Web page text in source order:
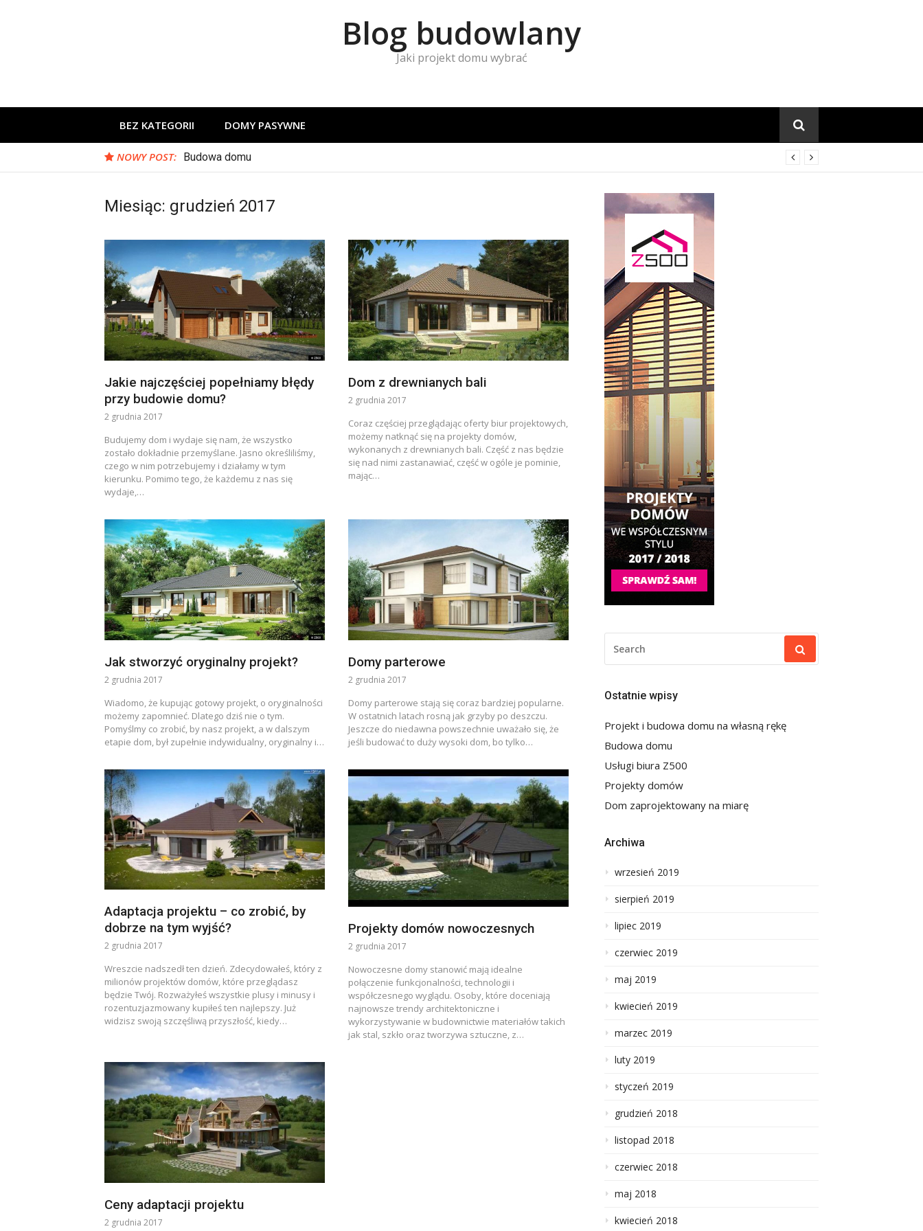
Blog budowlany
Jaki projekt domu wybrać
BEZ KATEGORII DOMY PASYWNE
NOWY POST: Budowa domu
Miesiąc: grudzień 2017
Jakie najczęściej popełniamy błędy
przy budowie domu?
2 grudnia 2017
Budujemy dom i wydaje się nam, że wszystko
zostało dokładnie przemyślane. Jasno określiliśmy,
czego w nim potrzebujemy i działamy w tym
kierunku. Pomimo tego, że każdemu z nas się
wydaje,…
Dom z drewnianych bali
2 grudnia 2017
Coraz częściej przeglądając oferty biur projektowych,
możemy natknąć się na projekty domów,
wykonanych z drewnianych bali. Część z nas będzie
się nad nimi zastanawiać, część w ogóle je pominie,
mając…
Jak stworzyć oryginalny projekt?
2 grudnia 2017
Wiadomo, że kupując gotowy projekt, o oryginalności
możemy zapomnieć. Dlatego dziś nie o tym.
Pomyślmy co zrobić, by nasz projekt, a w dalszym
etapie dom, był zupełnie indywidualny, oryginalny i…
Domy parterowe
2 grudnia 2017
Domy parterowe stają się coraz bardziej popularne.
W ostatnich latach rosną jak grzyby po deszczu.
Jeszcze do niedawna powszechnie uważało się, że
jeśli budować to duży wysoki dom, bo tylko…
Adaptacja projektu – co zrobić, by
dobrze na tym wyjść?
2 grudnia 2017
Wreszcie nadszedł ten dzień. Zdecydowałeś, który z
milionów projektów domów, które przeglądasz
będzie Twój. Rozważyłeś wszystkie plusy i minusy i
rozentuzjazmowany kupiłeś ten najlepszy. Już
widzisz swoją szczęśliwą przyszłość, kiedy…
Projekty domów nowoczesnych
2 grudnia 2017
Nowoczesne domy stanowić mają idealne
połączenie funkcjonalności, technologii i
współczesnego wyglądu. Osoby, które doceniają
najnowsze trendy architektoniczne i
wykorzystywanie w budownictwie materiałów takich
jak stal, szkło oraz tworzywa sztuczne, z…
Ceny adaptacji projektu
2 grudnia 2017
FOR:
Ostatnie wpisy
Projekt i budowa domu na własną rękę
Budowa domu
Usługi biura Z500
Projekty domów
Dom zaprojektowany na miarę
Archiwa
wrzesień 2019
sierpień 2019
lipiec 2019
czerwiec 2019
maj 2019
kwiecień 2019
marzec 2019
luty 2019
styczeń 2019
grudzień 2018
listopad 2018
czerwiec 2018
maj 2018
kwiecień 2018